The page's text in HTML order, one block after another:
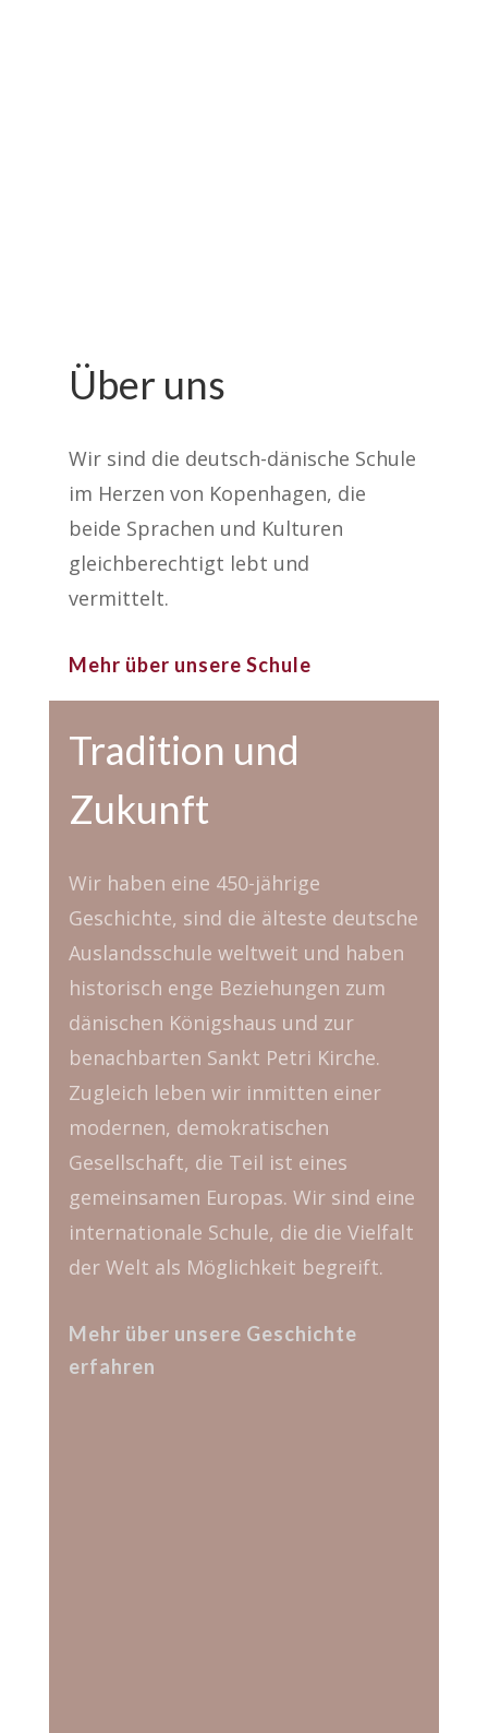
Über uns
Wir sind die deutsch-dänische Schule
im Herzen von Kopenhagen, die
beide Sprachen und Kulturen
gleichberechtigt lebt und
vermittelt.
Mehr über unsere Schule
Tradition und
Zukunft
Wir haben eine 450-jährige
Geschichte, sind die älteste deutsche
Auslandsschule weltweit und haben
historisch enge Beziehungen zum
dänischen Königshaus und zur
benachbarten Sankt Petri Kirche.
Zugleich leben wir inmitten einer
modernen, demokratischen
Gesellschaft, die Teil ist eines
gemeinsamen Europas. Wir sind eine
internationale Schule, die die Vielfalt
der Welt als Möglichkeit begreift.
Mehr über unsere Geschichte
erfahren